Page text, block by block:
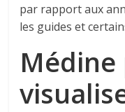
par rapport aux
les guides et